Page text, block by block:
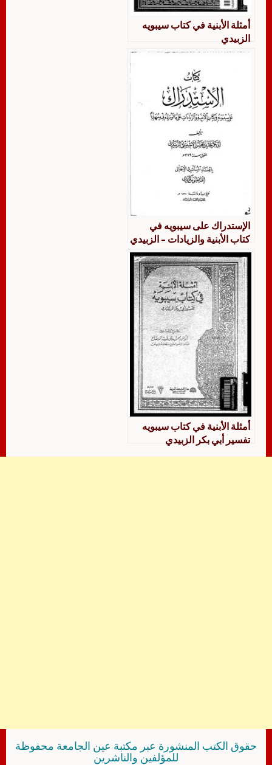
أمثلة الأبنية في كتاب سيبويه
الزبيدي
الإستدراك على سيبويه في
كتاب الأبنية والزيادات – الزبيدي
أمثلة الأبنية في كتاب سيبويه
تفسير أبي بكر الزبيدي
حقوق الكتب المنشورة عبر مكتبة عين الجامعة محفوظة
للمؤلفين والناشرين